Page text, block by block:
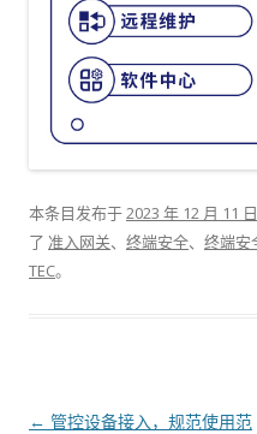
本条目发布于2023 年 12 月 11 日
了 准入网关、 终端安全、 终端安
TEC。
文章导航
← 管控设备接入，规范使用范